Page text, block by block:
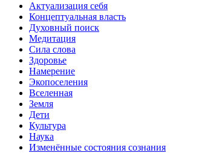
Актуализация себя
Концептуальная власть
Духовный поиск
Медитация
Сила слова
Здоровье
Намерение
Экопоселения
Вселенная
Земля
Дети
Культура
Наука
Изменённые состояния сознания